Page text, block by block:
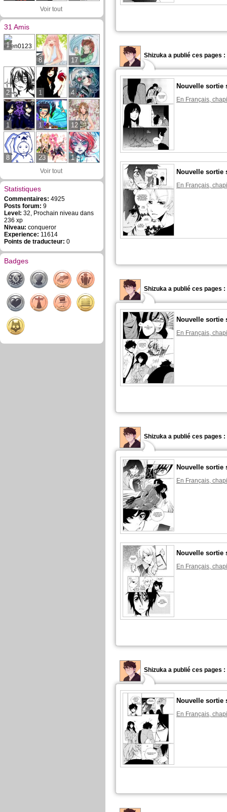
Voir tout
31 Amis
1
8
17
2 1 4
1 1 12
8 23 1
Voir tout
Statistiques
Commentaires: 4925
Posts forum: 9
Level: 32, Prochain niveau dans
236 xp
Niveau: conqueror
Experience: 11614
Points de traducteur: 0
Badges
Shizuka a publié ces pages :
Nouvelle sortie
En Français,
Nouvelle sortie
En Français,
Shizuka a publié ces pages :
Nouvelle sortie
En Français,
Shizuka a publié ces pages :
Nouvelle sortie
En Français,
Nouvelle sortie
En Français,
Shizuka a publié ces pages :
Nouvelle sortie
En Français,